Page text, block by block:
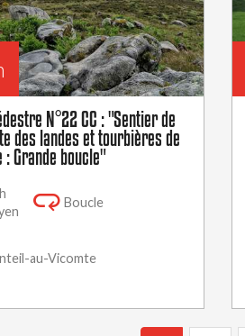
N°22 CC : "Sentier de
des landes et tourbières de
: Grande boucle"
Boucle
au-Vicomte